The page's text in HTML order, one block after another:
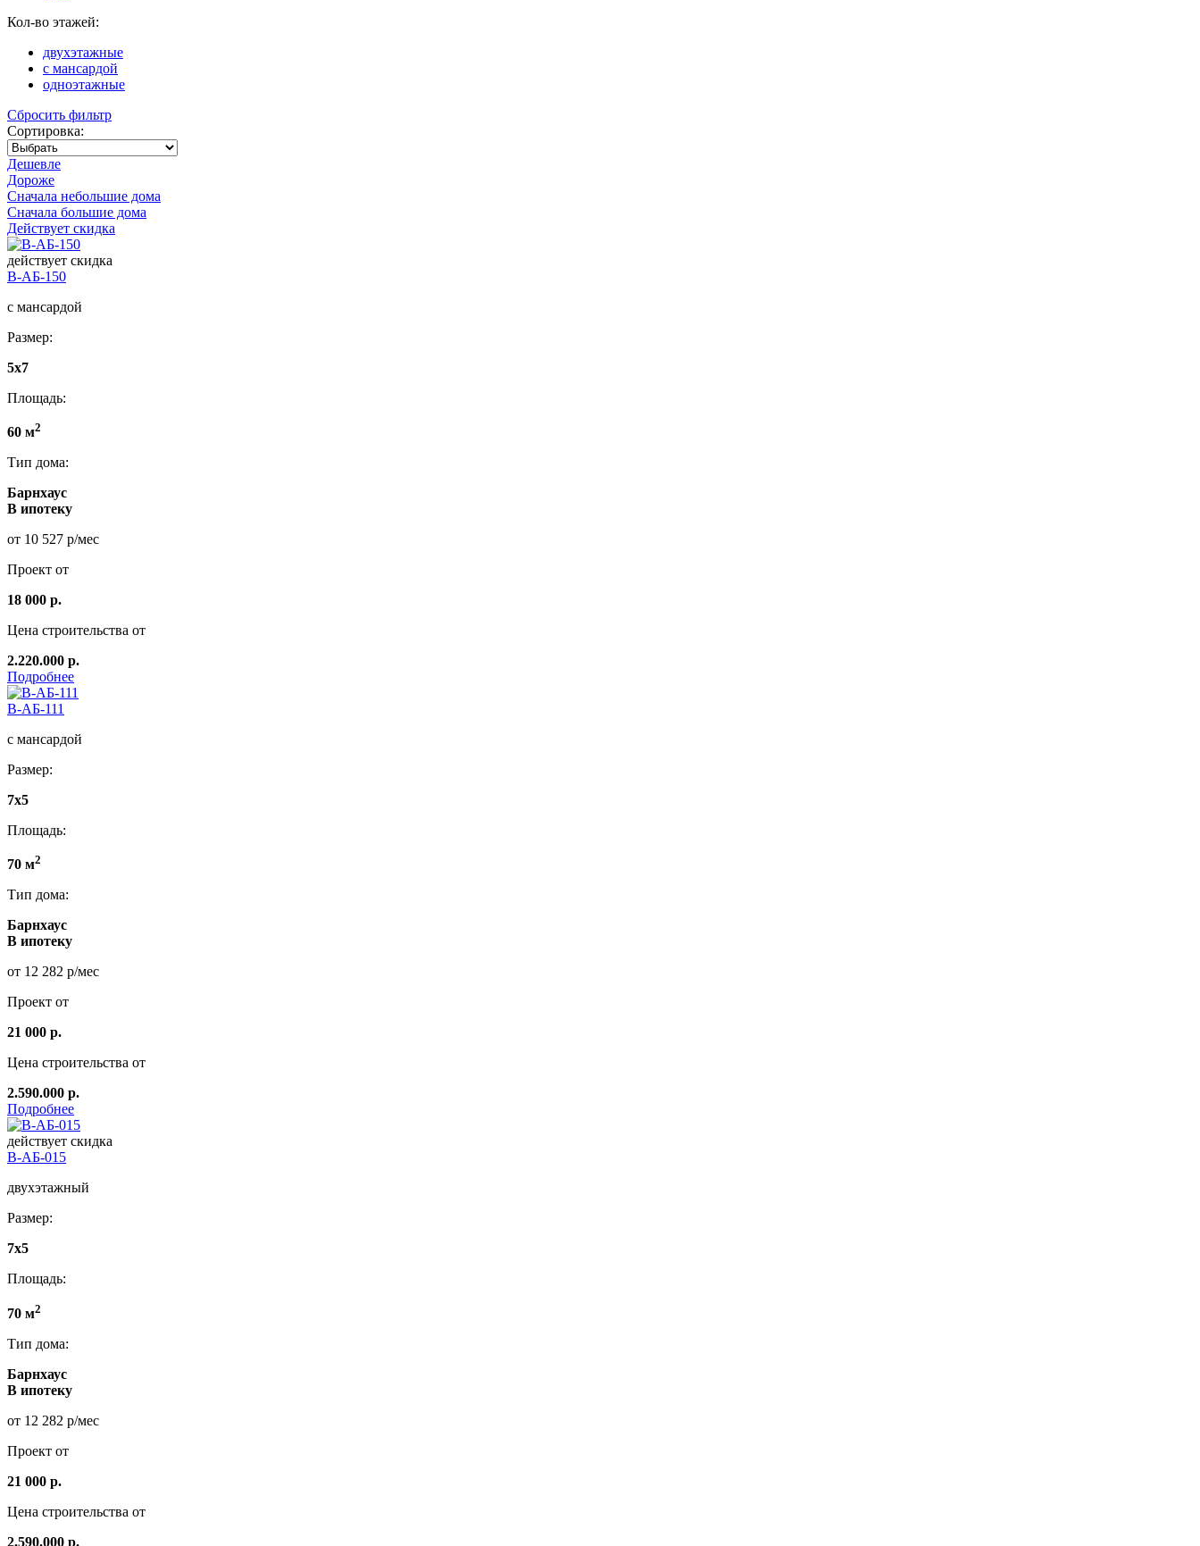
Кол-во этажей:
двухэтажные
с мансардой
одноэтажные
Сбросить фильтр
Сортировка:
Дешевле
Дороже
Сначала небольшие дома
Сначала большие дома
Действует скидка
действует скидка
В-АБ-150
с мансардой
Размер:
5x7
Площадь:
60 м2
Тип дома:
Барнхаус
В ипотеку
от 10 527 р/мес
Проект от
18 000 р.
Цена строительства от
2.220.000 р.
Подробнее
В-АБ-111
с мансардой
Размер:
7x5
Площадь:
70 м2
Тип дома:
Барнхаус
В ипотеку
от 12 282 р/мес
Проект от
21 000 р.
Цена строительства от
2.590.000 р.
Подробнее
действует скидка
В-АБ-015
двухэтажный
Размер:
7x5
Площадь:
70 м2
Тип дома:
Барнхаус
В ипотеку
от 12 282 р/мес
Проект от
21 000 р.
Цена строительства от
2.590.000 р.